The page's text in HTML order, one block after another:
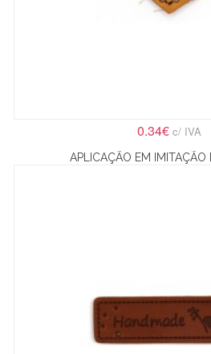
0.34€ c/ IVA
APLICAÇÃO EM IMITAÇÃO